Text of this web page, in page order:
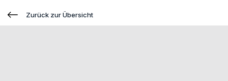
Zurück zur Übersicht